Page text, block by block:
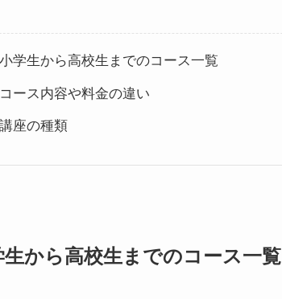
学生から高校生までのコース一覧
ース内容や料金の違い
座の種類
から高校生までのコース一覧